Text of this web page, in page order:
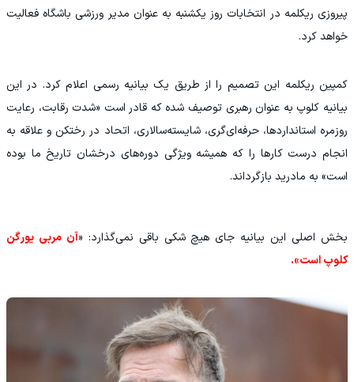
پیروزی ریکلمه در انتخابات روز یکشنبه به عنوان مدیر ورزشی باشگاه فعالیت
خواهد کرد.
‫کمپین ریکلمه این تصمیم را از طریق یک بیانیه رسمی اعلام کرد. در این
بیانیه کلوپ به عنوان رهبری توصیف شده که قادر است «شدت رقابت، رعایت
روزمره استانداردها، حرفه‌ای‌گری، شایسته‌سالاری، اتحاد در رختکن و علاقه به
انجام درست کارها را که همیشه ویژگی دوره‌های درخشان تاریخ ما بوده
است» به مادرید بازگرداند.
بخش اصلی این بیانیه جای هیچ شکی باقی نمی‌گذارد: «آن مربی یورگن
کلوپ است».